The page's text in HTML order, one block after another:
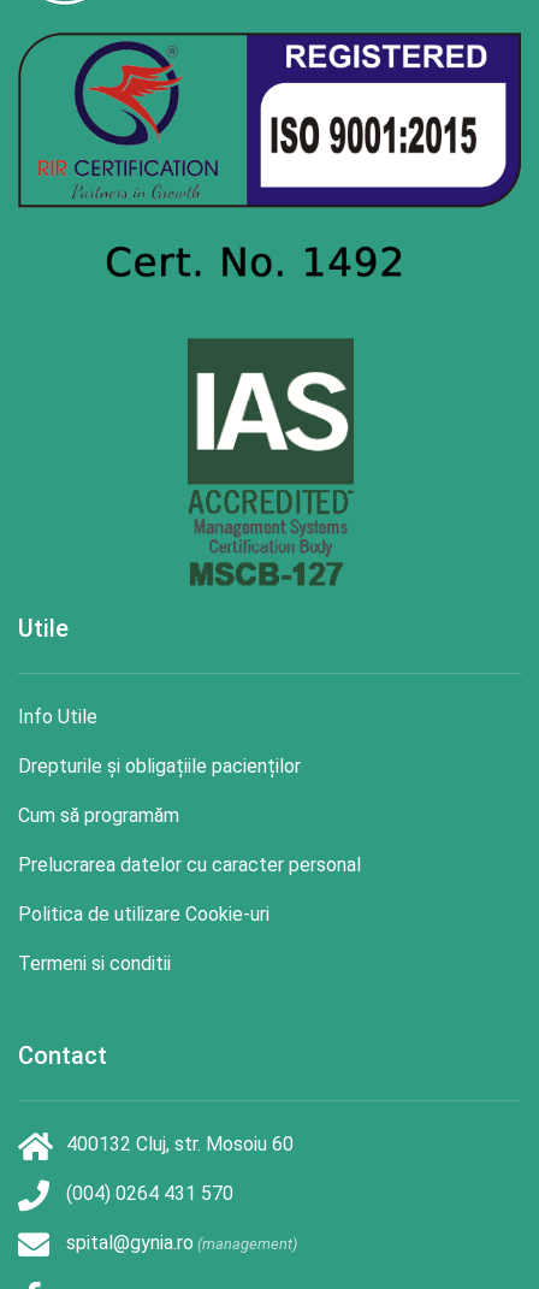
Utile
Info Utile
Drepturile și obligațiile pacienților
Cum să programăm
Prelucrarea datelor cu caracter personal
Politica de utilizare Cookie-uri
Termeni si conditii
Contact
400132 Cluj, str. Mosoiu 60
(004) 0264 431 570
spital@gynia.ro (management)